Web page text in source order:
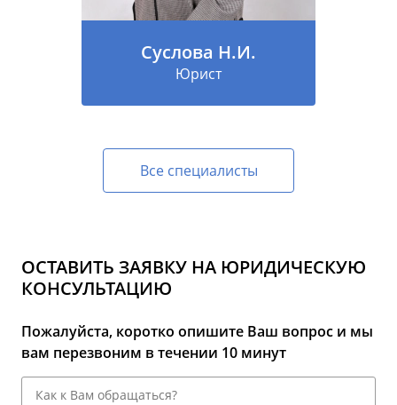
Суслова Н.И.
Юрист
Все специалисты
ОСТАВИТЬ ЗАЯВКУ НА ЮРИДИЧЕСКУЮ
КОНСУЛЬТАЦИЮ
Пожалуйста, коротко опишите Ваш вопрос и мы
вам перезвоним в течении 10 минут